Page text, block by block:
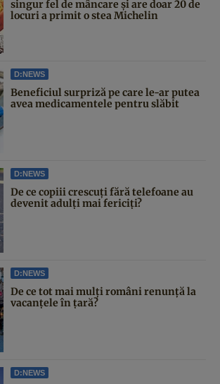
singur fel de mâncare și are doar 20 de
locuri a primit o stea Michelin
D:NEWS
Beneficiul surpriză pe care le-ar putea
avea medicamentele pentru slăbit
D:NEWS
De ce copiii crescuți fără telefoane au
devenit adulți mai fericiți?
D:NEWS
De ce tot mai mulți români renunță la
vacanțele în țară?
D:NEWS